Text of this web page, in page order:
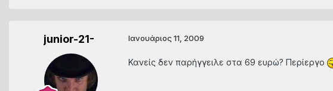
junior-21- Ιανουάριος 11, 2009
Κανείς δεν παρήγγειλε στα 69 ευρώ? Περίεργο